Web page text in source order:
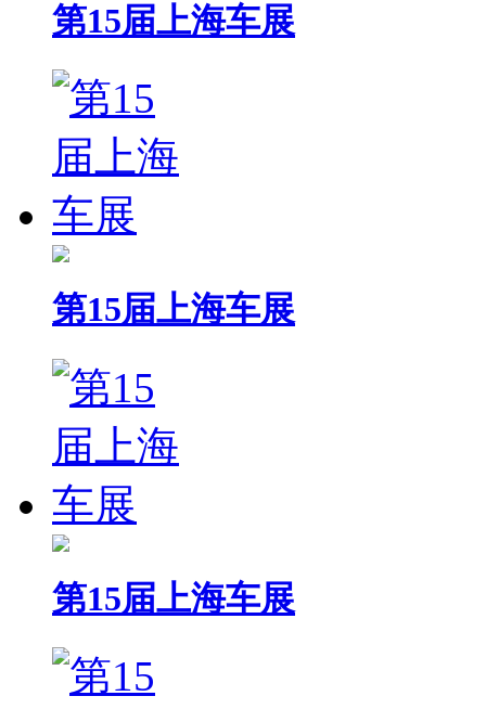
第15届上海车展
第15届上海车展
第15届上海车展